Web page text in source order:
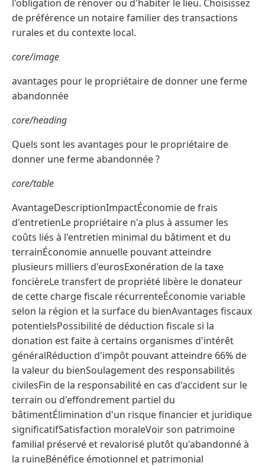
l'obligation de rénover ou d'habiter le lieu. Choisissez
de préférence un notaire familier des transactions
rurales et du contexte local.
core/image
avantages pour le propriétaire de donner une ferme
abandonnée
core/heading
Quels sont les avantages pour le propriétaire de
donner une ferme abandonnée ?
core/table
AvantageDescriptionImpactÉconomie de frais
d'entretienLe propriétaire n'a plus à assumer les
coûts liés à l'entretien minimal du bâtiment et du
terrainÉconomie annuelle pouvant atteindre
plusieurs milliers d'eurosExonération de la taxe
foncièreLe transfert de propriété libère le donateur
de cette charge fiscale récurrenteÉconomie variable
selon la région et la surface du bienAvantages fiscaux
potentielsPossibilité de déduction fiscale si la
donation est faite à certains organismes d'intérêt
généralRéduction d'impôt pouvant atteindre 66% de
la valeur du bienSoulagement des responsabilités
civilesFin de la responsabilité en cas d'accident sur le
terrain ou d'effondrement partiel du
bâtimentÉlimination d'un risque financier et juridique
significatifSatisfaction moraleVoir son patrimoine
familial préservé et revalorisé plutôt qu'abandonné à
la ruineBénéfice émotionnel et patrimonial